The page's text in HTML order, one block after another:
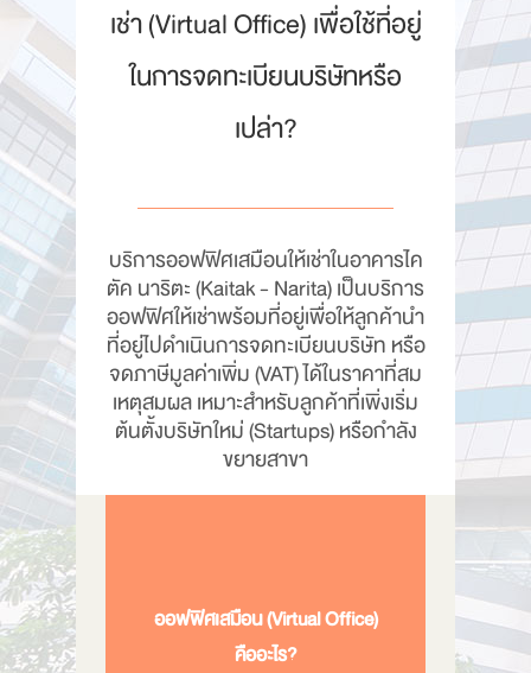
เช่า (Virtual Office) เพื่อใช้ที่อยู่
ในการจดทะเบียนบริษัทหรือ
เปล่า?
บริการออฟฟิศเสมือนให้เช่าในอาคารไค
ตัค นาริตะ (Kaitak - Narita) เป็นบริการ
ออฟฟิศให้เช่าพร้อมที่อยู่เพื่อให้ลูกค้านำ
ที่อยู่ไปดำเนินการจดทะเบียนบริษัท หรือ
จดภาษีมูลค่าเพิ่ม (VAT) ได้ในราคาที่สม
เหตุสมผล เหมาะสำหรับลูกค้าที่เพิ่งเริ่ม
ต้นตั้งบริษัทใหม่ (Startups) หรือกำลัง
ขยายสาขา
ออฟฟิศเสมือน (Virtual Office)
คืออะไร?